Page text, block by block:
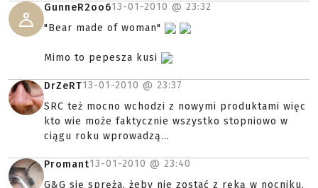
GunneR2oo613-01-2010 @ 23:32
"Bear made of woman"
Mimo to pepesza kusi
DrZeRT13-01-2010 @ 23:37
SRC też mocno wchodzi z nowymi produktami więc
kto wie może faktycznie wszystko stopniowo w
ciągu roku wprowadzą...
Promant13-01-2010 @ 23:40
G&G się spręża, żeby nie zostać z ręką w nocniku.